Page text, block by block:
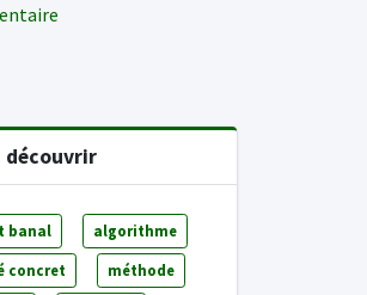
découvrir
banal algorithme
concret méthode